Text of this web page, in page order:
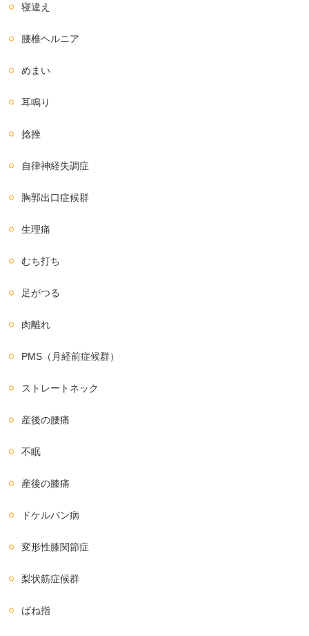
寝違え
腰椎ヘルニア
めまい
耳鳴り
捻挫
自律神経失調症
胸郭出口症候群
生理痛
むち打ち
足がつる
肉離れ
PMS（月経前症候群）
ストレートネック
産後の腰痛
不眠
産後の膝痛
ドケルバン病
変形性膝関節症
梨状筋症候群
ばね指